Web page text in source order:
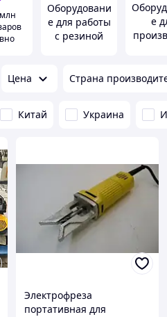
Оборудовани
е для работы
с резиной
е
Цена Страна
Китай Украина
Электрофреза
портативная для